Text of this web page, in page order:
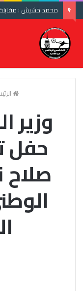
وزير
حفل
صلاح